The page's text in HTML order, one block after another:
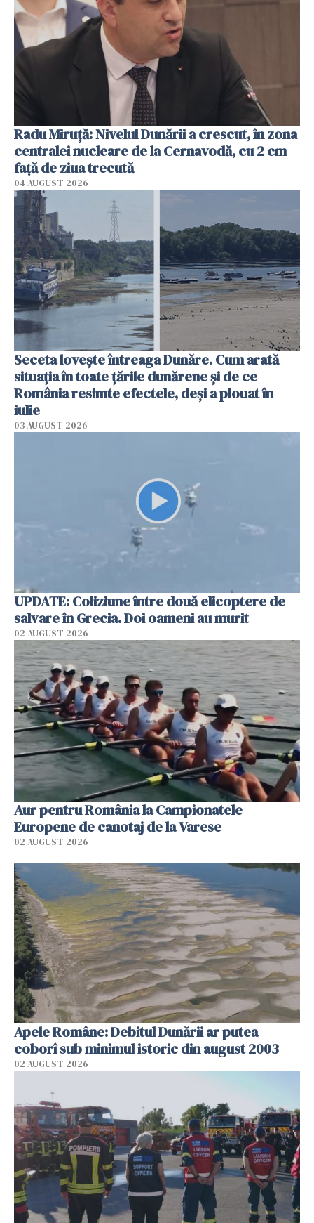
Radu Miruţă: Nivelul Dunării a crescut, în zona
centralei nucleare de la Cernavodă, cu 2 cm
faţă de ziua trecută
04 AUGUST 2026
Seceta lovește întreaga Dunăre. Cum arată
situația în toate țările dunărene și de ce
România resimte efectele, deși a plouat în
iulie
03 AUGUST 2026
UPDATE: Coliziune între două elicoptere de
salvare în Grecia. Doi oameni au murit
02 AUGUST 2026
Aur pentru România la Campionatele
Europene de canotaj de la Varese
02 AUGUST 2026
Apele Române: Debitul Dunării ar putea
coborî sub minimul istoric din august 2003
02 AUGUST 2026